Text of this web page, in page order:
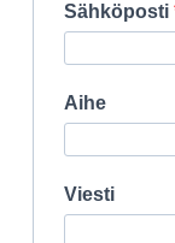
Sähköposti
Aihe
Viesti